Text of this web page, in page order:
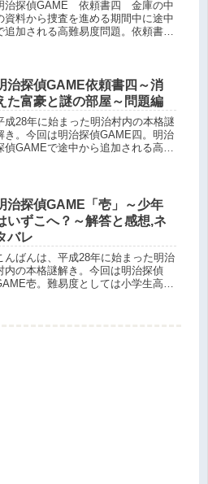
治探偵GAME 依頼書四 金庫の中
資料から捜査を進める期間中に途中
追加される高難易度問題。依頼書四
治探偵GAME依頼書四～消
た富豪と謎の部屋～問題編
成28年に始まった明治村内の本格謎
き。今回は明治探偵GAME四。明治
偵GAMEで途中から追加される高難
ではクリアするのは難しいレベ
治探偵GAME「壱」～少年
いずこへ？～解答と感想,ネ
バレ
んばんは、平成28年に始まった明治
内の本格謎解き。今回は明治探偵
壱。難易度としては小学生高学